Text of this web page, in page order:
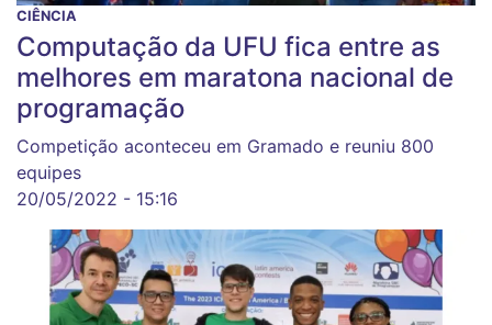
CIÊNCIA
Computação da UFU fica entre as
melhores em maratona nacional de
programação
Competição aconteceu em Gramado e reuniu 800
equipes
20/05/2022 - 15:16